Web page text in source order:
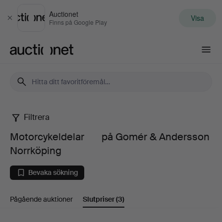
Stäng
Auctionet
Finns på Google Play Visa
Motorcykeldelar
Filtrera
Motorcykeldelar på Gomér & Andersson
Norrköping
Bevaka sökning
Pågående auktioner Slutpriser(3)